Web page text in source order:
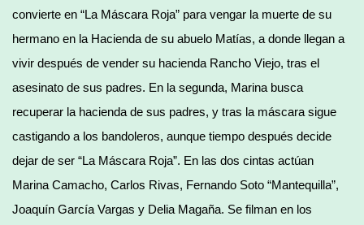
convierte en “La Máscara Roja” para vengar la muerte de su
hermano en la Hacienda de su abuelo Matías, a donde llegan a
vivir después de vender su hacienda Rancho Viejo, tras el
asesinato de sus padres. En la segunda, Marina busca
recuperar la hacienda de sus padres, y tras la máscara sigue
castigando a los bandoleros, aunque tiempo después decide
dejar de ser “La Máscara Roja”. En las dos cintas actúan
Marina Camacho, Carlos Rivas, Fernando Soto “Mantequilla”,
Joaquín García Vargas y Delia Magaña. Se filman en los